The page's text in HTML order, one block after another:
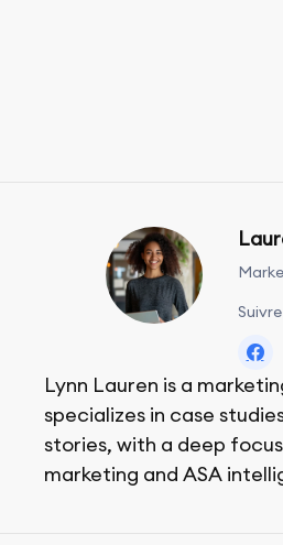
Lynn Lauren is a
specializes in case
stories, with a deep
marketing and ASA